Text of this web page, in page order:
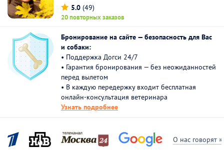
5.0 (49)
20 повторных заказов
Бронирование на сайте — безопасность для Вас
и собаки:
• Поддержка Догси 24/7
• Гарантия бронирования — без неожиданностей
перед вылетом
• В каждую передержку входит бесплатная
онлайн-консультация ветеринара
Узнать подробнее
О нас говорят »